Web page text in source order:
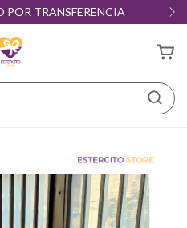
POR TRANSFERENCIA